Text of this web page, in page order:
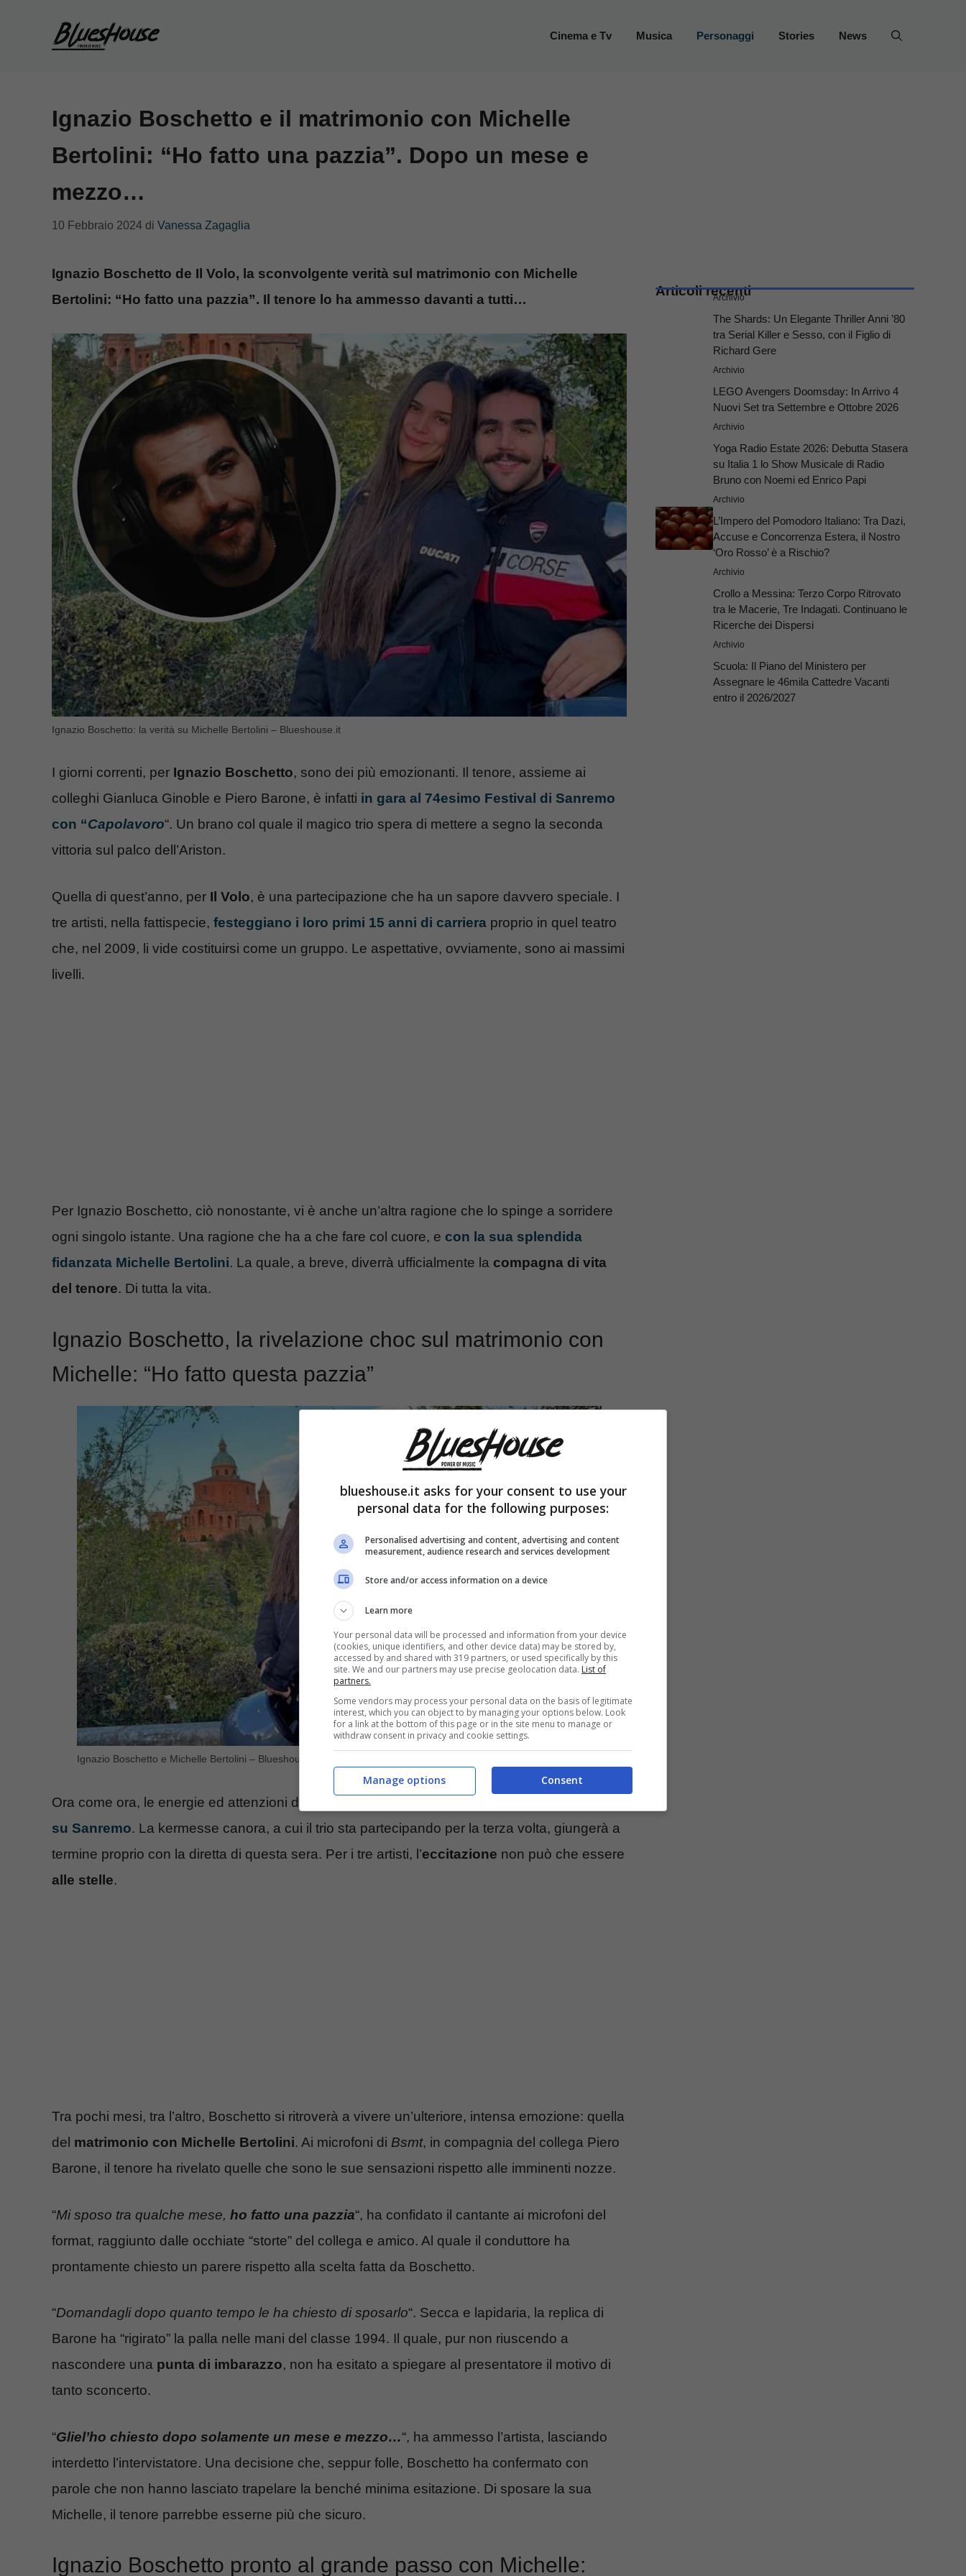
Cinema e Tv Musica Personaggi Stories News
Ignazio Boschetto e il matrimonio con Michelle
Bertolini: “Ho fatto una pazzia”. Dopo un mese e
mezzo…
10 Febbraio 2024 di Vanessa Zagaglia
Ignazio Boschetto de Il Volo, la sconvolgente verità sul matrimonio con Michelle
Bertolini: “Ho fatto una pazzia”. Il tenore lo ha ammesso davanti a tutti…
Ignazio Boschetto: la verità su Michelle Bertolini – Blueshouse.it
I giorni correnti, per Ignazio Boschetto, sono dei più emozionanti. Il tenore, assieme ai
colleghi Gianluca Ginoble e Piero Barone, è infatti in gara al 74esimo Festival di Sanremo
con “Capolavoro“. Un brano col quale il magico trio spera di mettere a segno la seconda
vittoria sul palco dell’Ariston.
Quella di quest’anno, per Il Volo, è una partecipazione che ha un sapore davvero speciale. I
tre artisti, nella fattispecie, festeggiano i loro primi 15 anni di carriera proprio in quel teatro
che, nel 2009, li vide costituirsi come un gruppo. Le aspettative, ovviamente, sono ai massimi
livelli.
Per Ignazio Boschetto, ciò nonostante, vi è anche un’altra ragione che lo spinge a sorridere
ogni singolo istante. Una ragione che ha a che fare col cuore, e con la sua splendida
fidanzata Michelle Bertolini. La quale, a breve, diverrà ufficialmente la compagna di vita
del tenore. Di tutta la vita.
Ignazio Boschetto, la rivelazione choc sul matrimonio con
Michelle: “Ho fatto questa pazzia”
Ignazio Boschetto e Michelle Bertolini – Blueshouse.it
Ora come ora, le energie ed attenzioni di Ignazio Boschetto
su Sanremo. La kermesse canora, a cui il trio sta partecipando per la terza volta, giungerà a
termine proprio con la diretta di questa sera. Per i tre artisti, l’eccitazione non può che essere
alle stelle.
Tra pochi mesi, tra l’altro, Boschetto si ritroverà a vivere un’ulteriore, intensa emozione: quella
del matrimonio con Michelle Bertolini. Ai microfoni di Bsmt, in compagnia del collega Piero
Barone, il tenore ha rivelato quelle che sono le sue sensazioni rispetto alle imminenti nozze.
“Mi sposo tra qualche mese, ho fatto una pazzia“, ha confidato il cantante ai microfoni del
format, raggiunto dalle occhiate “storte” del collega e amico. Al quale il conduttore ha
prontamente chiesto un parere rispetto alla scelta fatta da Boschetto.
“Domandagli dopo quanto tempo le ha chiesto di sposarlo“. Secca e lapidaria, la replica di
Barone ha “rigirato” la palla nelle mani del classe 1994. Il quale, pur non riuscendo a
nascondere una punta di imbarazzo, non ha esitato a spiegare al presentatore il motivo di
tanto sconcerto.
“Gliel’ho chiesto dopo solamente un mese e mezzo…“, ha ammesso l’artista, lasciando
interdetto l’intervistatore. Una decisione che, seppur folle, Boschetto ha confermato con
parole che non hanno lasciato trapelare la benché minima esitazione. Di sposare la sua
Michelle, il tenore parrebbe esserne più che sicuro.
Ignazio Boschetto pronto al grande passo con Michelle:
Articoli recenti
Archivio
The Shards: Un Elegante Thriller Anni ’80
tra Serial Killer e Sesso, con il Figlio di
Richard Gere
Archivio
LEGO Avengers Doomsday: In Arrivo 4
Nuovi Set tra Settembre e Ottobre 2026
Archivio
Yoga Radio Estate 2026: Debutta Stasera
su Italia 1 lo Show Musicale di Radio
Bruno con Noemi ed Enrico Papi
Archivio
L’Impero del Pomodoro Italiano: Tra Dazi,
Accuse e Concorrenza Estera, il Nostro
‘Oro Rosso’ è a Rischio?
Archivio
Crollo a Messina: Terzo Corpo Ritrovato
tra le Macerie, Tre Indagati. Continuano le
Ricerche dei Dispersi
Archivio
Scuola: Il Piano del Ministero per
Assegnare le 46mila Cattedre Vacanti
entro il 2026/2027
blueshouse.it asks for your consent to use your
personal data for the following purposes:
Personalised advertising and content, advertising and content
measurement, audience research and services development
Store and/or access information on a device
Learn more
Your personal data will be processed and information from your device
(cookies, unique identifiers, and other device data) may be stored by,
accessed by and shared with 319 partners, or used specifically by this
site. We and our partners may use precise geolocation data. List of
partners.
Some vendors may process your personal data on the basis of legitimate
interest, which you can object to by managing your options below. Look
for a link at the bottom of this page or in the site menu to manage or
withdraw consent in privacy and cookie settings.
Consent
Manage options